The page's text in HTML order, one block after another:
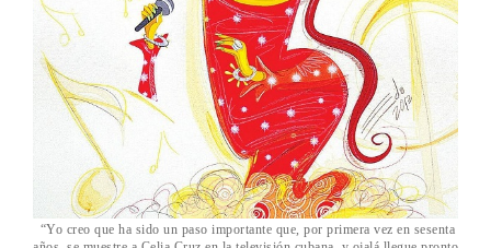
“Yo creo que ha sido un paso importante que, por primera vez en sesenta